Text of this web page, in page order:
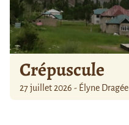
Crépuscule
27 juillet 2026 - Élyne Dragée